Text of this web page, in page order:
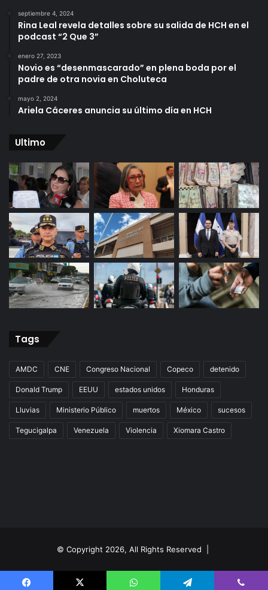
septiembre 4, 2024
Rina Leal revela detalles sobre su salida de HCH en el
podcast “2 Que 3”
enero 27, 2023
Novio es “desenmascarado” en plena boda por el
padre de otra novia en Choluteca
mayo 2, 2024
Ariela Cáceres anuncia su último día en HCH
Ultimo
Tags
AMDC CNE Congreso Nacional Copeco detenido
Donald Trump EEUU estados unidos Honduras
Lluvias Ministerio Público muertos México sucesos
Tegucigalpa Venezuela Violencia Xiomara Castro
© Copyright 2026, All Rights Reserved |